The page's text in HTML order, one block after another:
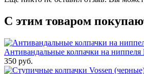
С этим товаром
Антивандальные колпачки на ниппеля
350 руб.